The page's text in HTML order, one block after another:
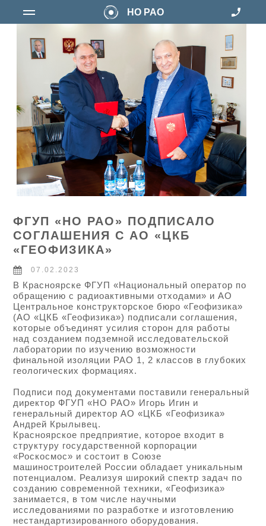
НО РАО
ФГУП «НО РАО» ПОДПИСАЛО
СОГЛАШЕНИЯ С АО «ЦКБ
«ГЕОФИЗИКА»
07.02.2023
В Красноярске ФГУП «Национальный оператор по
обращению с радиоактивными отходами» и АО
Центральное конструкторское бюро «Геофизика»
(АО «ЦКБ «Геофизика») подписали соглашения,
которые объединят усилия сторон для работы
над созданием подземной исследовательской
лаборатории по изучению возможности
финальной изоляции РАО 1, 2 классов в глубоких
геологических формациях.
Подписи под документами поставили генеральный
директор ФГУП «НО РАО» Игорь Игин и
генеральный директор АО «ЦКБ «Геофизика»
Андрей Крылывец.
Красноярское предприятие, которое входит в
структуру государственной корпорации
«Роскосмос» и состоит в Союзе
машиностроителей России обладает уникальным
потенциалом. Реализуя широкий спектр задач по
созданию современной техники, «Геофизика»
занимается, в том числе научными
исследованиями по разработке и изготовлению
нестандартизированного оборудования.